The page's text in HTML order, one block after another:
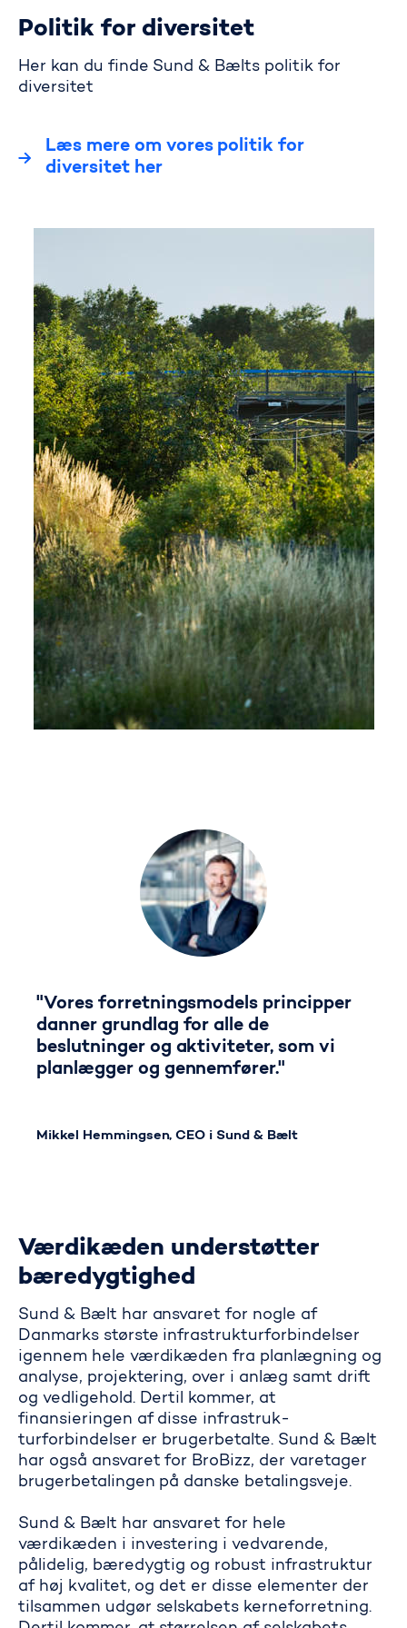
Politik for diversitet
Her kan du finde Sund & Bælts politik for
diversitet
Læs mere om vores politik for
diversitet her
"Vores forretningsmodels principper
danner grundlag for alle de
beslutninger og aktiviteter, som vi
planlægger og gennemfører."
Mikkel Hemmingsen, CEO i Sund & Bælt
Værdikæden understøtter
bæredygtighed
Sund & Bælt har ansvaret for nogle af
Danmarks største infrastrukturforbin­delser
igennem hele værdikæden fra planlægning og
analyse, projektering, over i anlæg samt drift
og vedligehold. Dertil kommer, at
finansieringen af disse infrastruk­
turforbindelser er brugerbetalte. Sund & Bælt
har også ansvaret for BroBizz, der varetager
brugerbetalingen på danske betalingsveje.
Sund & Bælt har ansvaret for hele
værdikæden i investering i vedvarende,
pålidelig, bæredygtig og robust infrastruktur
af høj kvalitet, og det er disse elementer der
tilsammen udgør selskabets kerneforretning.